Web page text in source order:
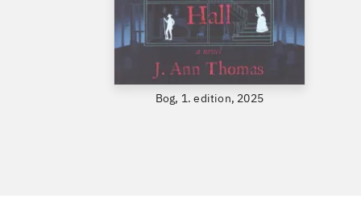
Bog, 1. edition, 2025